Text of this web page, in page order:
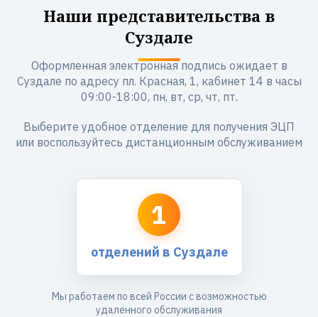
Наши представительства в
Суздале
Оформленная электронная подпись ожидает в
Суздале по адресу пл. Красная, 1, кабинет 14 в часы
09:00-18:00, пн, вт, ср, чт, пт.
Выберите удобное отделение для получения ЭЦП
или воспользуйтесь дистанционным обслуживанием
1
отделений в Суздале
Мы работаем по всей России с возможностью
удаленного обслуживания